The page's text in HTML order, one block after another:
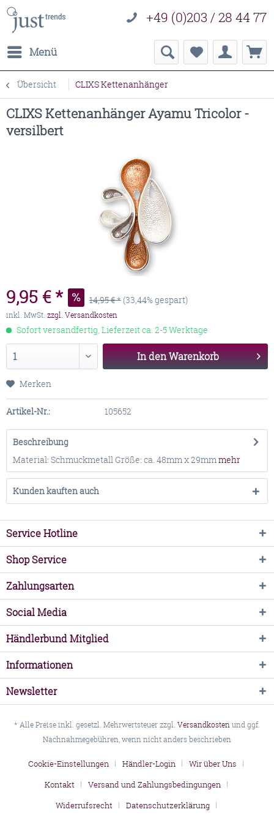
+49 (0)203 / 28 44 77
Menü
Übersicht CLIXS Kettenanhänger
CLIXS Kettenanhänger Ayamu Tricolor -
versilbert
9,95 € * 14,95 € *(33,44% gespart)
inkl. MwSt. zzgl. Versandkosten
Sofort versandfertig, Lieferzeit ca. 2-5 Werktage
In denWarenkorb
Merken
Artikel-Nr.: 105652
Beschreibung
Material: Schmuckmetall Größe: ca. 48mm x 29mmmehr
Kunden kauften auch
Service Hotline
Shop Service
Zahlungsarten
Social Media
Händlerbund Mitglied
Informationen
Newsletter
* Alle Preise inkl. gesetzl. Mehrwertsteuer zzgl. Versandkostenund ggf.
Nachnahmegebühren, wenn nicht anders beschrieben
Cookie-Einstellungen Händler-Login
Wir über Uns
Kontakt
Versand und Zahlungsbedingungen
Widerrufsrecht
Datenschutzerklärung